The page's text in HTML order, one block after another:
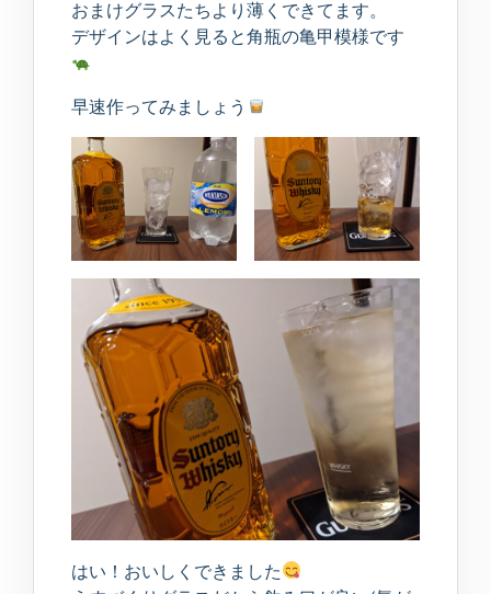
おまけグラスたちより薄くできてます。
デザインはよく見ると角瓶の亀甲模様です
早速作ってみましょう
はい！おいしくできました